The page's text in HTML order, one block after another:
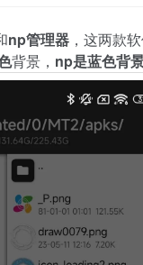
np管理器 ， 这两款软
背景 ， np是蓝色背